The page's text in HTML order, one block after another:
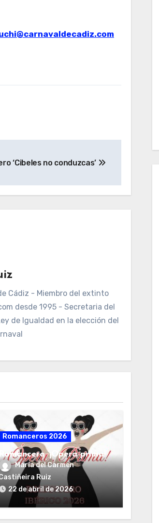
‘Cibeles no conduzcas’
Cádiz - Miembro del extinto
desde 1995 - Secretaria del
de Igualdad en la elección del
Romanceros 2026
Romancero ‘¡Opera prima!’
María del Carmen
Ruiz
22 de abril de 2026